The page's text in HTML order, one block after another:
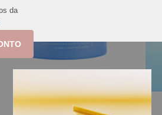
1/7
da